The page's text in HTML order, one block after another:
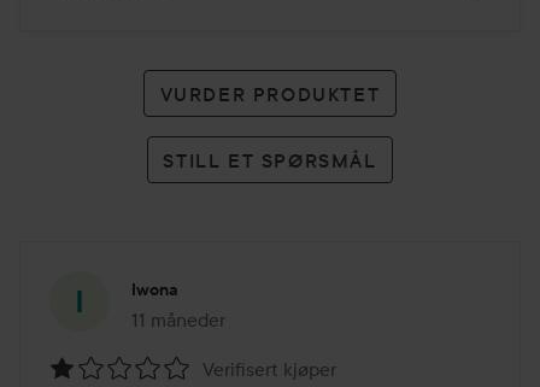
VURDER PRODUKTET
STILL ET SPØRSMÅL
Iwona
11 måneder
Innlegget ble opprettet 11 måneder
Verifisert kjøper